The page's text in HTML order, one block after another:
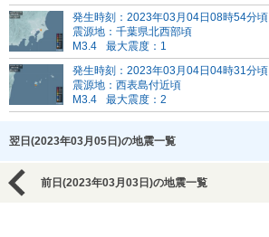
発生時刻：2023年03月04日08時54分頃
震源地：千葉県北西部頃
M3.4
最大震度：1
発生時刻：2023年03月04日04時31分頃
震源地：西表島付近頃
M3.4
最大震度：2
翌日(2023年03月05日)の地震一覧
前日(2023年03月03日)の地震一覧